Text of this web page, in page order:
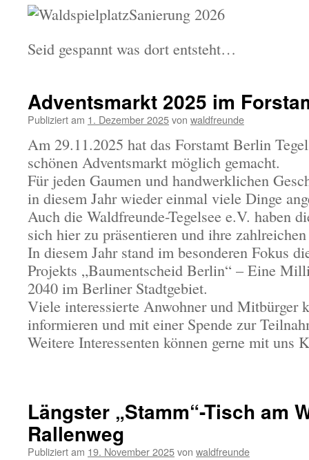
Seid gespannt was dort entsteht…
Adventsmarkt 2025 im
Publiziert am 1. Dezember 2025von waldfreunde
Am 29.11.2025 hat das Forstamt Berlin
schönen Adventsmarkt möglich gemacht.
Für jeden Gaumen und handwerklichen
in diesem Jahr wieder einmal viele Dinge
Auch die Waldfreunde-Tegelsee e.V. haben
sich hier zu präsentieren und ihre
In diesem Jahr stand im besonderen Fokus
Projekts „Baumentscheid Berlin“ – Eine
2040 im Berliner Stadtgebiet.
Viele interessierte Anwohner und Mitbürger
informieren und mit einer Spende zur
Weitere Interessenten können gerne mit uns
Längster „Stamm“-Tisch am
Rallenweg
Publiziert am 19. November 2025von waldfreunde